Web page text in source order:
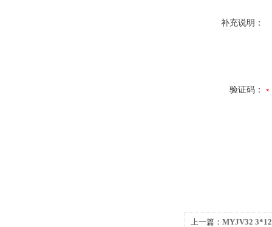
补充说明：
验证码：
上一篇： MYJV32